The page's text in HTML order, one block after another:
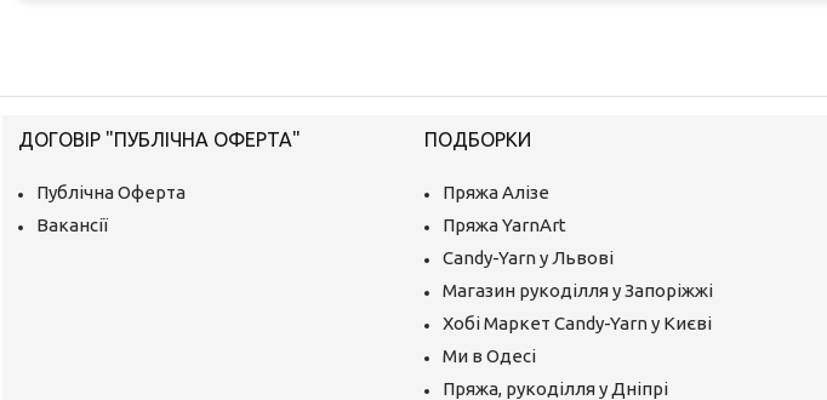
ДОГОВІР "ПУБЛІЧНА ОФЕРТА"
Публічна Оферта
Вакансії
ПОДБОРКИ
Пряжа Алізе
Пряжа YarnArt
Candy-Yarn у Львові
Магазин рукоділля у Запоріжжі
Хобі Маркет Candy-Yarn у Києві
Ми в Одесі
Пряжа, рукоділля у Дніпрі